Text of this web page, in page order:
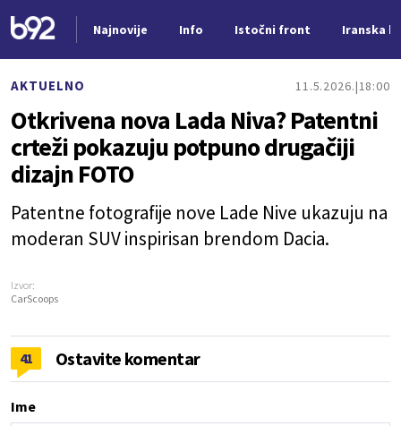
Najnovije Info Istočni front Iranska
AKTUELNO 11.5.2026. 18:00
Otkrivena nova Lada Niva? Patentni
crteži pokazuju potpuno drugačiji
dizajn FOTO
Patentne fotografije nove Lade Nive ukazuju na
moderan SUV inspirisan brendom Dacia.
Izvor:
CarScoops
41 Ostavite komentar
Ime